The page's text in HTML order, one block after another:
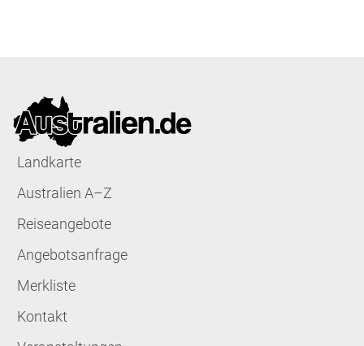
Landkarte
Australien A–Z
Reiseangebote
Angebotsanfrage
Merkliste
Kontakt